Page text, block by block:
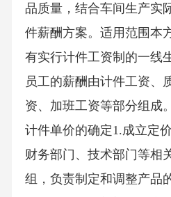
品质量，结合车间生产实
件薪酬方案。适用范围本
有实行计件工资制的一线
员工的薪酬由计件工资、
资、加班工资等部分组成
计件单价的确定1.成立定
财务部门、技术部门等相
组，负责制定和调整产品